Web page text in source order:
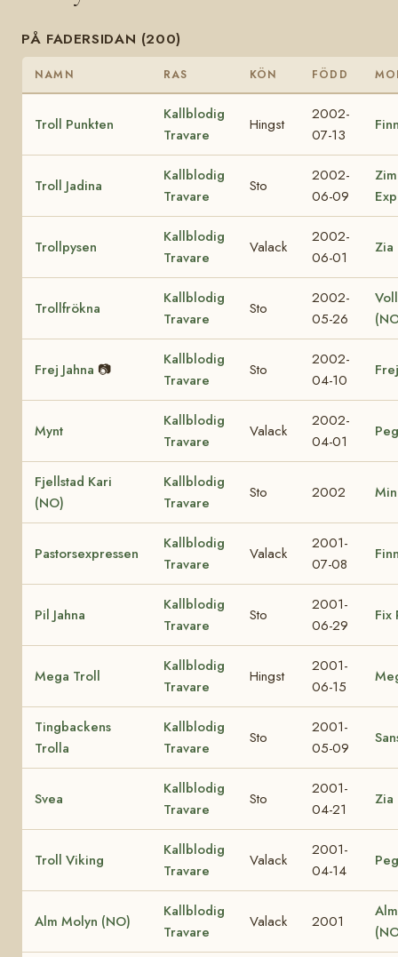
PÅ FADERSIDAN (200)
NAMN RAS KÖN FÖDD
Troll Punkten
Kallblodig
Travare
Hingst
2002-
07-13
Troll Jadina
Kallblodig
Travare
Sto
2002-
06-09
Trollpysen
Kallblodig
Travare
Valack
2002-
06-01
Zia
Trollfrökna
Kallblodig
Travare
Sto
2002-
05-26
Frej Jahna 📷
Kallblodig
Travare
Sto
2002-
04-10
Mynt
Kallblodig
Travare
Valack
2002-
04-01
Fjellstad Kari
(NO)
Kallblodig
Travare
Sto 2002
Pastorsexpressen
Kallblodig
Travare
Valack
2001-
07-08
Pil Jahna
Kallblodig
Travare
Sto
2001-
06-29
Fix
Mega Troll
Kallblodig
Travare
Hingst
2001-
06-15
Tingbackens
Trolla
Kallblodig
Travare
Sto
2001-
05-09
Svea
Kallblodig
Travare
Sto
2001-
04-21
Zia
Troll Viking
Kallblodig
Travare
Valack
2001-
04-14
Alm Molyn (NO)
Kallblodig
Travare
Valack 2001